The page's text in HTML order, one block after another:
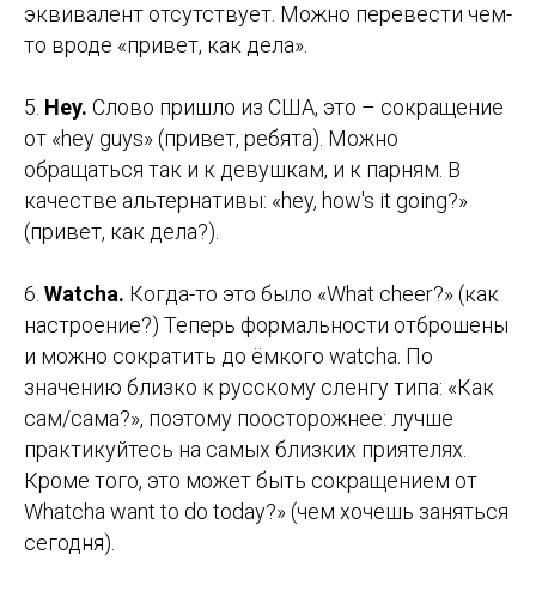
эквивалент отсутствует. Можно перевести чем-
то вроде «привет, как дела».
5. Hey. Слово пришло из США, это – сокращение
от «hey guys» (привет, ребята). Можно
обращаться так и к девушкам, и к парням. В
качестве альтернативы: «hey, how's it going?»
(привет, как дела?).
6. Watcha. Когда-то это было «What cheer?» (как
настроение?) Теперь формальности отброшены
и можно сократить до ёмкого watcha. По
значению близко к русскому сленгу типа: «Как
сам/сама?», поэтому поосторожнее: лучше
практикуйтесь на самых близких приятелях.
Кроме того, это может быть сокращением от
Whatcha want to do today?» (чем хочешь заняться
сегодня).